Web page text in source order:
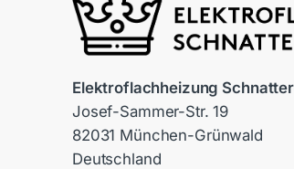
Elektroflachheizung
Josef-Sammer-Str. 19
82031 München-Grünwald
Deutschland